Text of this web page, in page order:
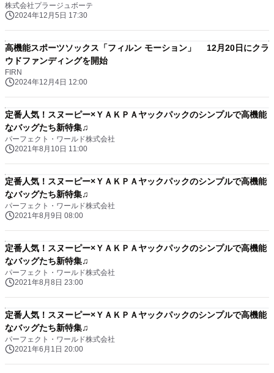
株式会社プラージュボーテ
2024年12月5日 17:30
高機能スポーツソックス「フィルン モーション」 12月20日にクラ
ウドファンディングを開始
FIRN
2024年12月4日 12:00
定番人気！スヌーピー×ＹＡＫＰＡヤックパックのシンプルで高機能
なバッグたち新特集♫
パーフェクト・ワールド株式会社
2021年8月10日 11:00
定番人気！スヌーピー×ＹＡＫＰＡヤックパックのシンプルで高機能
なバッグたち新特集♫
パーフェクト・ワールド株式会社
2021年8月9日 08:00
定番人気！スヌーピー×ＹＡＫＰＡヤックパックのシンプルで高機能
なバッグたち新特集♫
パーフェクト・ワールド株式会社
2021年8月8日 23:00
定番人気！スヌーピー×ＹＡＫＰＡヤックパックのシンプルで高機能
なバッグたち新特集♫
パーフェクト・ワールド株式会社
2021年6月1日 20:00